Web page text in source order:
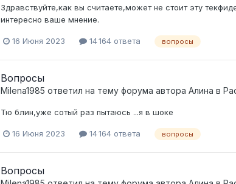
Здравствуйте,как вы считаете,может не стоит эту
интересно ваше мнение.
16 Июня 2023 14 164 ответа вопросы
Вопросы
Milena1985 ответил на тему форума автора Алина в
Тю блин,уже сотый раз пытаюсь ...я в шоке
16 Июня 2023 14 164 ответа вопросы
Вопросы